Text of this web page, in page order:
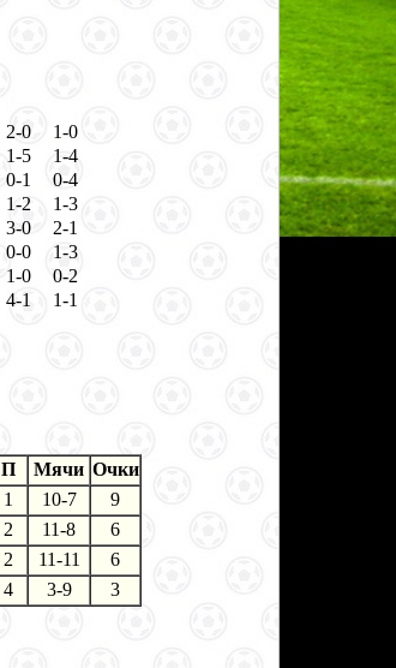
2-0
1-0
1-5
1-4
0-1
0-4
1-2
1-3
3-0
2-1
0-0
1-3
1-0
0-2
4-1 1-1
П Мячи Очки
1 10-7
9
2 11-8
6
2 11-11
6
4 3-9 3